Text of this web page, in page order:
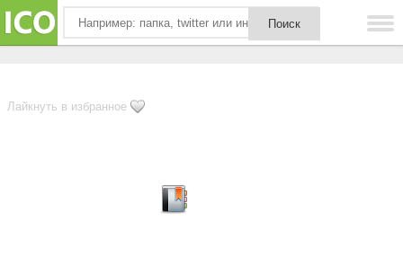
Лайкнуть в избранное